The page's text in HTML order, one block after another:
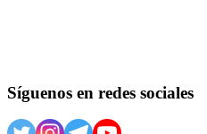
Síguenos en redes sociales